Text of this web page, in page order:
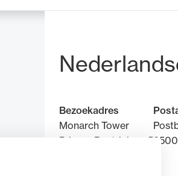
Bezoek-
Bezoekadres
Monarch Tower
Prinses Beatrixlaan 52500